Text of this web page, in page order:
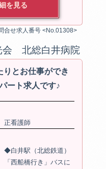
を見る
合せ求人番号 <No.01308>
会 北総白井病院
りとお仕事ができ
ート求人です♪
正看護師
◆白井駅（北総鉄道）
「西船橋行き」バスに